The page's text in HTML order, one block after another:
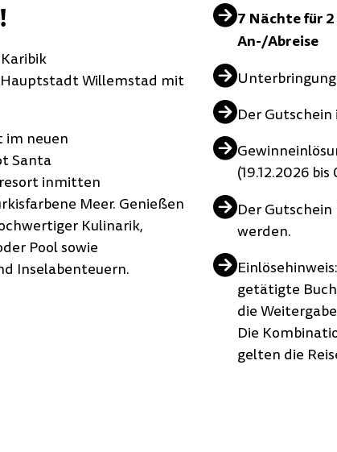
Willemstad mit
im neuen
Santa
inmitten
Meer. Genießen
Kulinarik,
Pool sowie
Inselabenteuern.
7 Nächte für
An-/Abreise
Der Gutschein
(19.12.2026
Der
werden.
getätigte
die
Die
gelten die